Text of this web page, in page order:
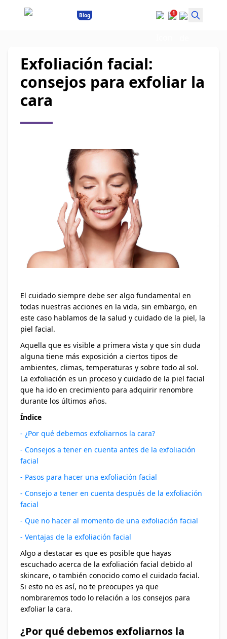
Blog 1
Exfoliación facial:
consejos para exfoliar la
cara
El cuidado siempre debe ser algo fundamental en
todas nuestras acciones en la vida, sin embargo, en
este caso hablamos de la salud y cuidado de la piel, la
piel facial.
Aquella que es visible a primera vista y que sin duda
alguna tiene más exposición a ciertos tipos de
ambientes, climas, temperaturas y sobre todo al sol.
La exfoliación es un proceso y cuidado de la piel facial
que ha ido en crecimiento para adquirir renombre
durante los últimos años.
Índice
- ¿Por qué debemos exfoliarnos la cara?
- Consejos a tener en cuenta antes de la exfoliación
facial
- Pasos para hacer una exfoliación facial
- Consejo a tener en cuenta después de la exfoliación
facial
- Que no hacer al momento de una exfoliación facial
- Ventajas de la exfoliación facial
Algo a destacar es que es posible que hayas
escuchado acerca de la exfoliación facial debido al
skincare, o también conocido como el cuidado facial.
Si esto no es así, no te preocupes ya que
nombraremos todo lo relación a los consejos para
exfoliar la cara.
¿Por qué debemos exfoliarnos la